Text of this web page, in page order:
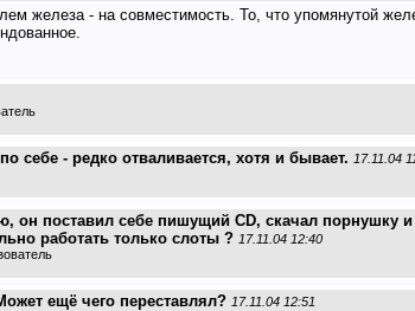
железа - на совместимость. То, что упомянутой
себе - редко отваливается, хотя и бывает. 17.11.04
поставил себе пишущий СD, скачал порнушку и
работать только слоты ? 17.11.04 12:40
ещё чего переставлял? 17.11.04 12:51